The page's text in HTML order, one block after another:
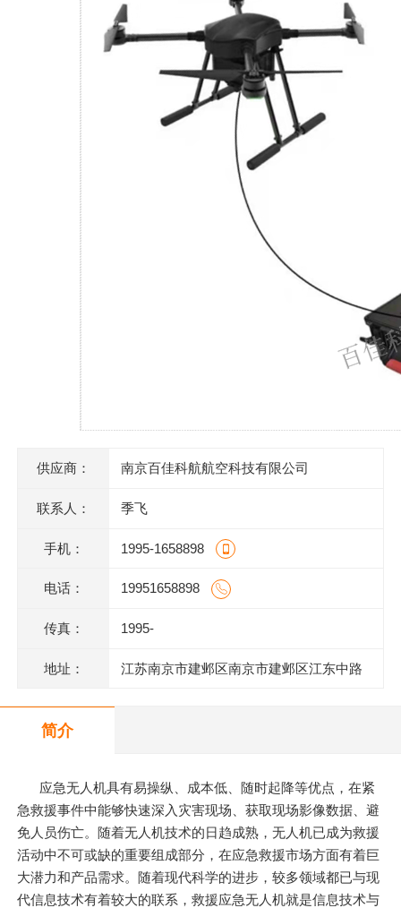
供应商： 南京百佳科航航空科技有限公司
联系人： 季飞
手机： 1995-1658898
电话： 19951658898
传真： 1995-
地址： 江苏南京市建邺区南京市建邺区江东中路
简介
应急无人机具有易操纵、成本低、随时起降等优点，在紧
急救援事件中能够快速深入灾害现场、获取现场影像数据、避
免人员伤亡。随着无人机技术的日趋成熟，无人机已成为救援
活动中不可或缺的重要组成部分，在应急救援市场方面有着巨
大潜力和产品需求。随着现代科学的进步，较多领域都已与现
代信息技术有着较大的联系，救援应急无人机就是信息技术与